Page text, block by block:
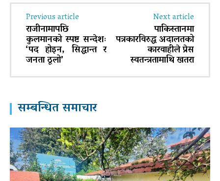
Previous article
राजीनामापछि
कुलमानको स्पष्ट सन्देशः
‘पद होइन, सिद्धान्त र
जनता ठूलो’
Next article
पाकिस्तानमा
पत्रकारविरुद्ध अदालतको
कारवाहीले प्रेस
स्वतन्त्रतामाथि खतरा
सम्बन्धित समाचार